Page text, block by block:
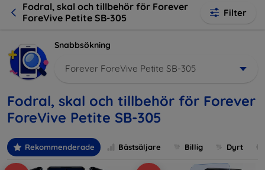
Fodral, skal och tillbehör för Forever
ForeVive Petite SB-305
Filter
Snabbsökning
Forever ForeVive Petite SB-305
Fodral, skal och tillbehör för Forever
ForeVive Petite SB-305
Rekommenderade Bästsäljare Billig Dyrt